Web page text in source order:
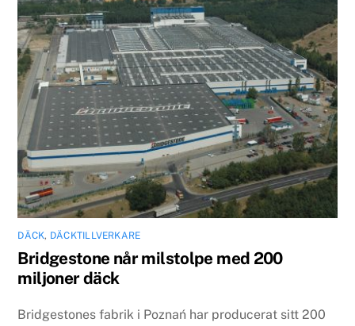
DÄCK, DÄCKTILLVERKARE
Bridgestone når milstolpe med 200
miljoner däck
Bridgestones fabrik i Poznań har producerat sitt 200